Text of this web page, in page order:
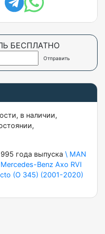
БЕСПЛАТНО
в наличии,
года выпуска \ MAN
Mercedes-Benz Axo RVI
(O 345) (2001-2020)